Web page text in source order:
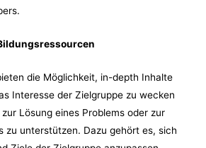
die Möglichkeit, in-depth Inhalte
Interesse der Zielgruppe zu wecken
Lösung eines Problems oder zur
zu unterstützen. Dazu gehört es, sich